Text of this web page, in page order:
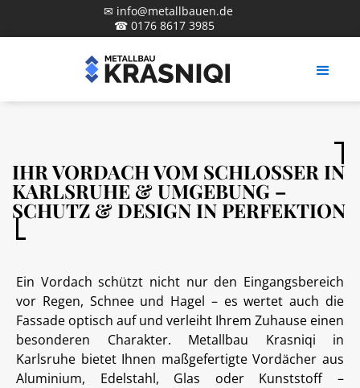
✉ info@metallbauen.de
☎ 0176 8617 3985
IHR VORDACH VOM SCHLOSSER IN
KARLSRUHE & UMGEBUNG –
SCHUTZ & DESIGN IN PERFEKTION
Ein Vordach schützt nicht nur den Eingangsbereich
vor Regen, Schnee und Hagel – es wertet auch die
Fassade optisch auf und verleiht Ihrem Zuhause einen
besonderen Charakter. Metallbau Krasniqi in
Karlsruhe bietet Ihnen maßgefertigte Vordächer aus
Aluminium, Edelstahl, Glas oder Kunststoff –